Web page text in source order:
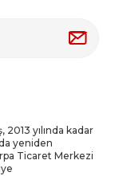
yılında kadar
yeniden
Ticaret Merkezi